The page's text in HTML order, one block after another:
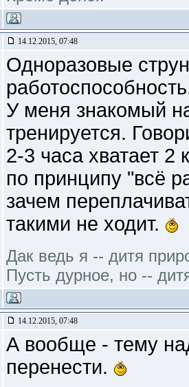
14.12.2015, 07:48
Одноразовые
У меня знакомый
тренируется.
2-3 часа хватает
по принципу "всё
зачем
такими не ходит.
Дак ведь я -- дитя
Пусть дурное, но --
14.12.2015, 07:48
А вообще - тему
перенести.